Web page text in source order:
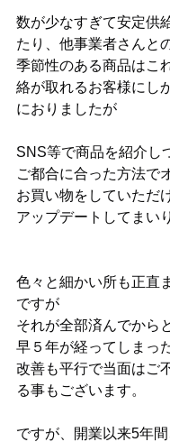
数が少なすぎて安定供
たり、他事業者さんと
季節性のある商品はこ
絡が取れるお客様にし
におりましたが
SNS等で商品を紹介し
ご都合に合った方法で
お買い物をしていただ
アップデートしてまい
色々と細かい所も正直
ですが
それが全部済んでから
早５年が経ってしまっ
改善も平行で当面はご
る事もございます。
ですが、開業以来5年